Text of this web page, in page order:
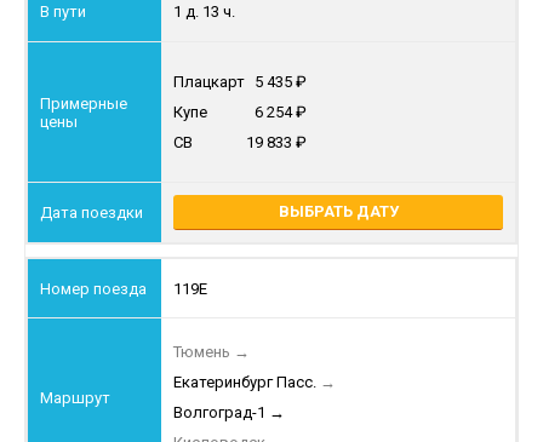
1 д. 13 ч.
Плацкарт 5 435
Купе
6 254
СВ
19 833
ВЫБРАТЬ ДАТУ
119Е
Тюмень →
Екатеринбург Пасс. →
Волгоград-1 →